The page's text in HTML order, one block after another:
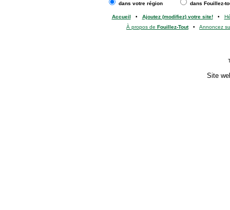
dans votre région dans Fouillez-
Accueil • Ajoutez (modifiez) votre site!•
À propos de Fouillez-Tout• Annoncez
Site